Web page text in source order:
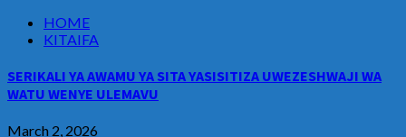
HOME
KITAIFA
SERIKALI YA AWAMU YA SITA YASISITIZA UWEZESHWAJI WA
WATU WENYE ULEMAVU
March 2, 2026